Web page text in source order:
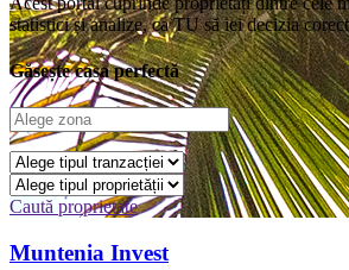
statistici și analize, ca TU să iei decizia
Găsește casa perfectă
Caută proprietate
Muntenia Invest